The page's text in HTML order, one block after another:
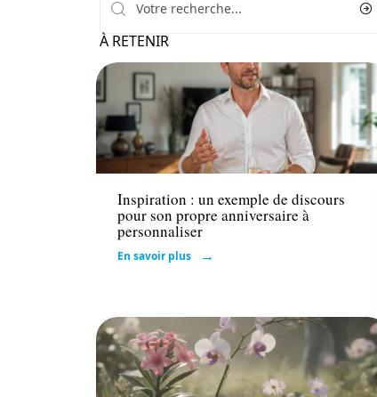
À RETENIR
Actu
Inspiration : un exemple de discours
pour son propre anniversaire à
personnaliser
En savoir plus